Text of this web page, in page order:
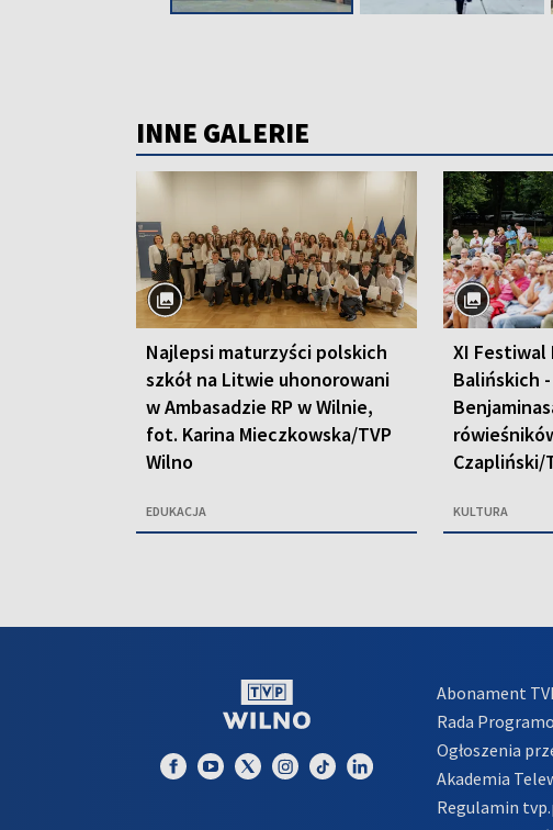
INNE GALERIE
Najlepsi maturzyści polskich
szkół na Litwie uhonorowani
w Ambasadzie RP w Wilnie,
fot. Karina Mieczkowska/TVP
Wilno
EDUKACJA
XI Festiwal
Balińskich
Czapliński/
KULTURA
Abonament
Rada
Ogłoszenia
Akademia
Regulamin